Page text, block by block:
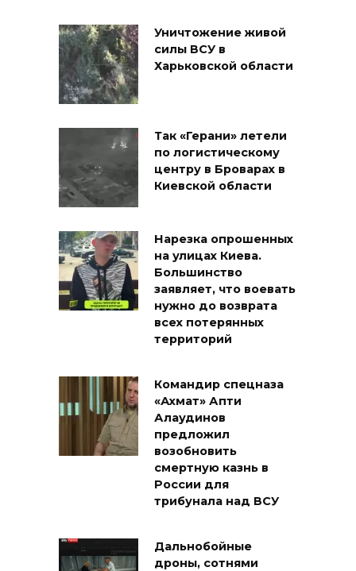
Уничтожение живой
силы ВСУ в
Харьковской области
Так «Герани» летели
по логистическому
центру в Броварах в
Киевской области
Нарезка опрошенных
на улицах Киева.
Большинство
заявляет, что воевать
нужно до возврата
всех потерянных
территорий
Командир спецназа
«Ахмат» Апти
Алаудинов
предложил
возобновить
смертную казнь в
России для
трибунала над ВСУ
Дальнобойные
дроны, сотнями